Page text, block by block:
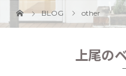
BLOG other
上尾の